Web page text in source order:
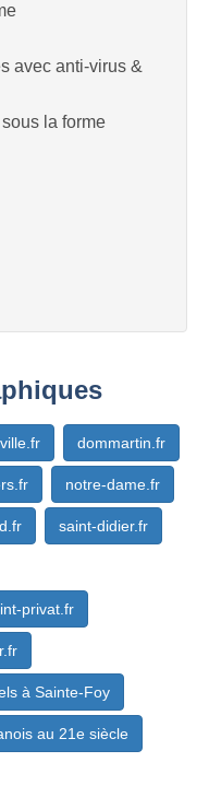
avec anti-virus &
la forme
dommartin.fr
notre-dame.fr
saint-didier.fr
privat.fr
à Sainte-Foy
au 21e siècle